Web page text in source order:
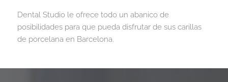
Dental Studio le ofrece todo un abanico de
posibilidades para que pueda disfrutar de sus carillas
de porcelana en Barcelona.